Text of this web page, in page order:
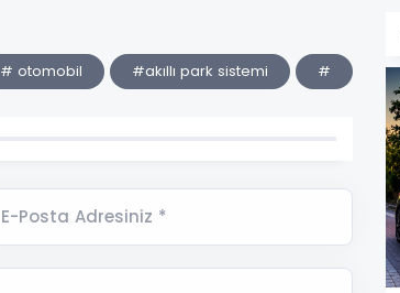
# otomobil #akıllı park sistemi #
E-Posta Adresiniz *